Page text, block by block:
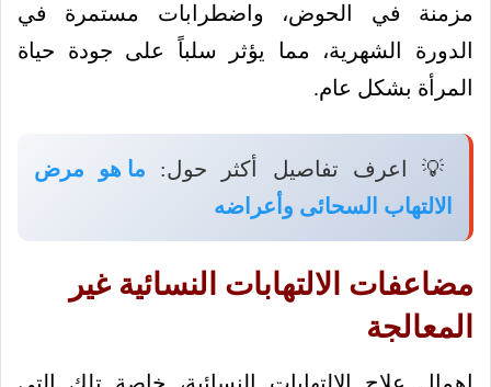
مزمنة في الحوض، واضطرابات مستمرة في
الدورة الشهرية، مما يؤثر سلباً على جودة حياة
المرأة بشكل عام.
💡 اعرف تفاصيل أكثر حول: ما هو مرض
الالتهاب السحائى وأعراضه
مضاعفات الالتهابات النسائية غير
المعالجة